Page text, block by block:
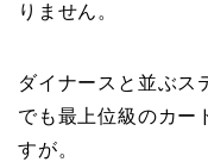
りません。
ダイナースと並ぶス
でも最上位級のカー
すが。